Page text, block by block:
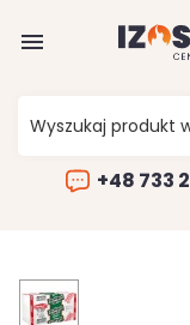

+48 733